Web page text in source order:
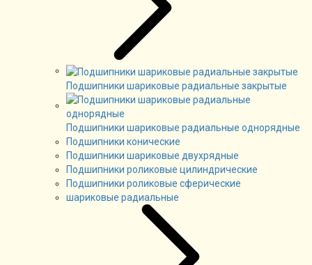
Подшипники шариковые радиальные закрытые
Подшипники шариковые радиальные однорядные
Подшипники конические
Подшипники шариковые двухрядные
Подшипники роликовые цилиндрические
Подшипники роликовые сферические
шариковые радиальные